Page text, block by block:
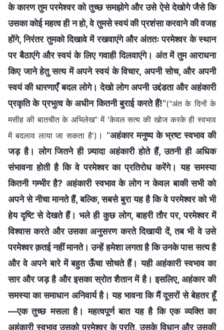
के कारण तुम परमेश्वर को तुच्छ समझोगे और उसे ऐसे देखोगे जैसे कि
उसका कोई महत्व ही न हो, वे तुमसे स्वयं की प्रशंसा करवाने की वजह
होंगे, निरंतर तुमको दिखावे में रखवाएंगे और अंततः परमेश्वर के स्थान
पर बैठाएंगे और स्वयं के लिए गवाही दिलवाएंगे। अंत में तुम आराधना
किए जाने हेतु सत्य में अपने स्वयं के विचार, अपनी सोच, और अपनी
स्वयं की धारणाएँ बदल लोगे। देखो लोग अपनी उद्दंडता और अहंकारी
प्रकृति के प्रभुत्व के अधीन कितनी बुराई करते हैं!"("अंत के दिनों के
मसीह की बातचीत के अभिलेख" में 'केवल सत्य की खोज करके ही स्वभाव
में बदलाव लाया जा सकता है') । "अहंकार मनुष्‍य के भ्रष्‍ट स्‍वभाव की
जड़ है। लोग जितने ही ज़्यादा अहंकारी होते हैं, उतनी ही अधिक
संभावना होती है कि वे परमेश्‍वर का प्रतिरोध करेंगे। यह समस्‍या
कितनी गम्‍भीर है? अहंकारी स्‍वभाव के लोग न केवल बाकी सभी को
अपने से नीचा मानते हैं, बल्कि, सबसे बुरा यह है कि वे परमेश्‍वर को भी
हेय दृष्टि से देखते हैं। भले ही कुछ लोग, बाहरी तौर पर, परमेश्‍वर में
विश्‍वास करते और उसका अनुसरण करते दिखायी दें, तब भी वे उसे
परमेश्‍वर क़तई नहीं मानते। उन्‍हें हमेशा लगता है कि उनके पास सत्‍य है
और वे अपने बारे में बहुत ऊँचा सोचते हैं। यही अहंकारी स्वभाव का
सार और जड़ है और इसका स्रोत शैतान में है। इसलिए, अहंकार की
समस्‍या का समाधान अनिवार्य है। यह भावना कि मैं दूसरों से बेहतर हूँ
—एक तुच्‍छ मसला है। महत्‍वपूर्ण बात यह है कि एक व्‍यक्ति का
अहंकारी स्‍वभाव उसको परमेश्‍वर के प्रति, उसके विधान और उसकी